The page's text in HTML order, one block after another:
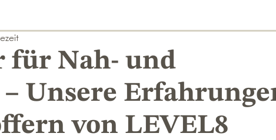
für Nah- und
Unsere
von LEVEL8